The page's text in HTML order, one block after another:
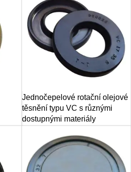
Jednočepelové rotační olejové
těsnění typu VC s různými
dostupnými materiály